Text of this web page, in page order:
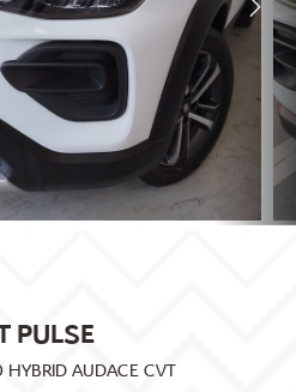
PULSE
AUDACE CVT